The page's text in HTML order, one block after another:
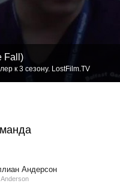
Fall)
к 3 сезону. LostFilm.TV
Андерсон
Anderson